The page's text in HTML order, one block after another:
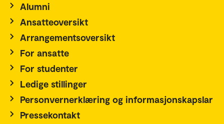
Alumni
Ansatteoversikt
Arrangementsoversikt
For ansatte
For studenter
Ledige stillinger
Personvernerklæring og informasjonskapslar
Pressekontakt